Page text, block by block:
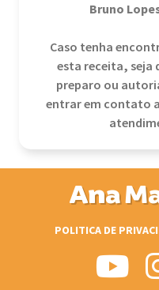
Bruno
Caso tenha
esta receita, seja
preparo ou
entrar em contato
Ana
POLITICA DE